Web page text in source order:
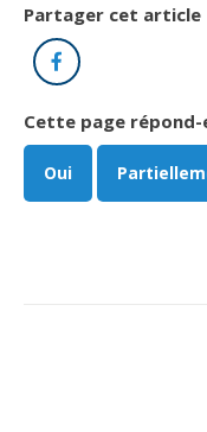
Lois et règlements
Condamnations
d'investissement
H-Q, Telus et
Partager cet article
Facebook
Cette page répond-
Oui